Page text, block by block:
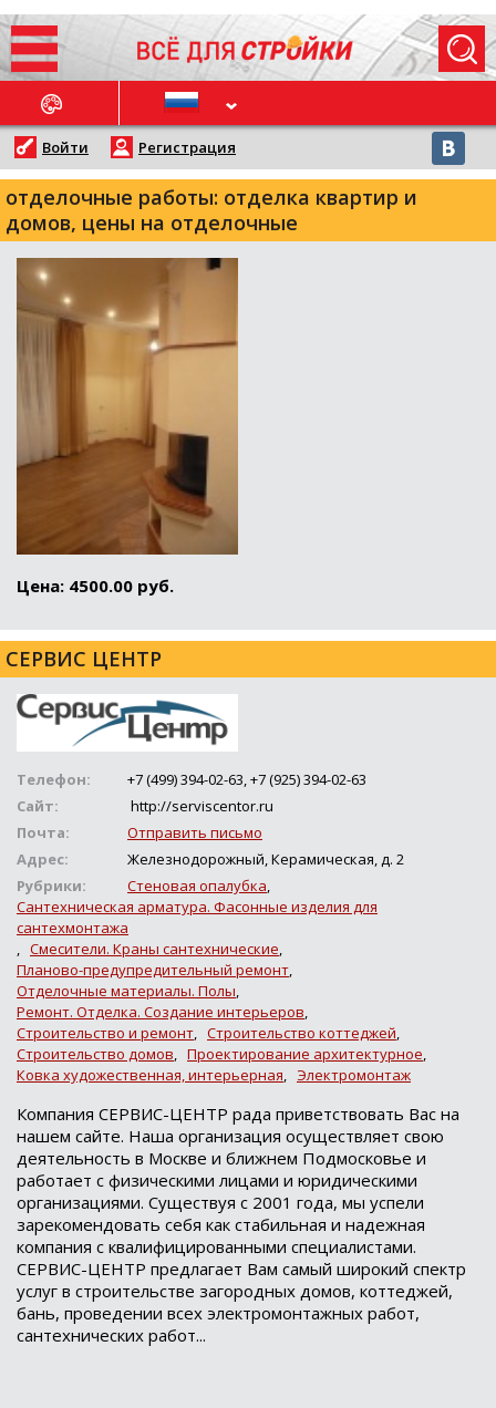
НОВОСТИ
Войти Регистрация
отделочные работы: отделка квартир и
домов, цены на отделочные
Цена: 4500.00 руб.
СЕРВИС ЦЕНТР
Телефон:
+7 (499) 394-02-63, +7 (925) 394-02-63
Сайт:
http://serviscentor.ru
Почта:
Отправить письмо
Адрес:
Железнодорожный, Керамическая, д. 2
Рубрики:
Стеновая опалубка,
Сантехническая арматура. Фасонные изделия для
сантехмонтажа
, Смесители. Краны сантехнические,
Планово-предупредительный ремонт,
Отделочные материалы. Полы,
Ремонт. Отделка. Создание интерьеров,
Строительство и ремонт, Строительство коттеджей,
Строительство домов, Проектирование архитектурное,
Ковка художественная, интерьерная, Электромонтаж
Компания СЕРВИС-ЦЕНТР рада приветствовать Вас на
нашем сайте. Наша организация осуществляет свою
деятельность в Москве и ближнем Подмосковье и
работает с физическими лицами и юридическими
организациями. Существуя с 2001 года, мы успели
зарекомендовать себя как стабильная и надежная
компания с квалифицированными специалистами.
СЕРВИС-ЦЕНТР предлагает Вам самый широкий спектр
услуг в строительстве загородных домов, коттеджей,
бань, проведении всех электромонтажных работ,
сантехнических работ...